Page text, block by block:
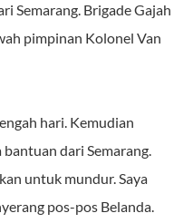
Semarang. Brigade Gajah
pimpinan Kolonel Van
hari. Kemudian
dari Semarang.
untuk mundur. Saya
pos-pos Belanda.